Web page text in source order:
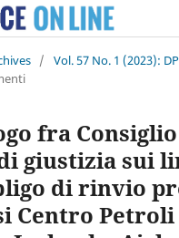
/ Vol. 57 No. 1 (2023):
fra
giustizia sui
di rinvio
Centro Petroli